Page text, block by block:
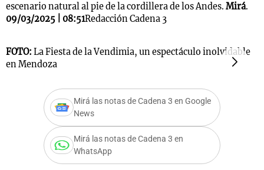
escenario natural al pie de la cordillera de los Andes. Mirá.
09/03/2025 | 08:51Redacción Cadena 3
FOTO: La Fiesta de la Vendimia, un espectáculo inolvidable
en Mendoza
Mirá las notas de Cadena 3 en Google
News
Mirá las notas de Cadena 3 en
WhatsApp